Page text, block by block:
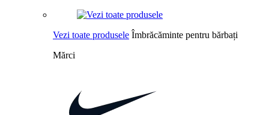
Vezi toate produsele Îmbrăcăminte pentru bărbați
Mărci